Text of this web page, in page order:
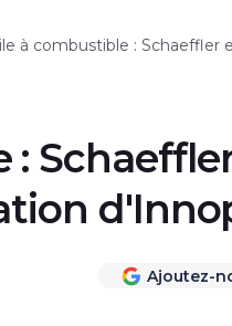
à combustible : Schaeffler
:
Ajoutez-